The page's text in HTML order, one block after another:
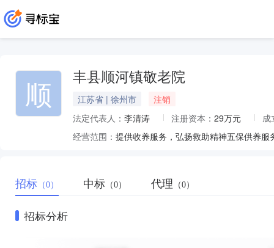
顺 丰县顺河镇敬老院
江苏省 | 徐州市
注销
法定代表人： 李清涛 注册资本： 29万元
成
经营范围： 提供收养服务，弘扬救助精神五保供养服
招标 （0） 中标 （0） 代理 （0）
招标分析